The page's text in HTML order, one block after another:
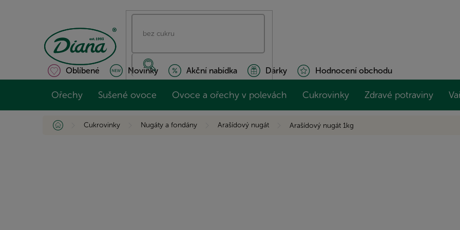
Oblíbené Novinky Akční nabídka Dárky Hodnocení obchodu
Ořechy Sušené ovoce Ovoce a ořechy v polevách Cukrovinky Zdravé potraviny
Domů Cukrovinky Nugáty a fondány Arašídový nugát Arašídový nugát 1kg